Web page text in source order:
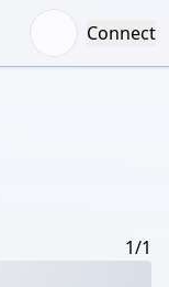
Connect
1/1